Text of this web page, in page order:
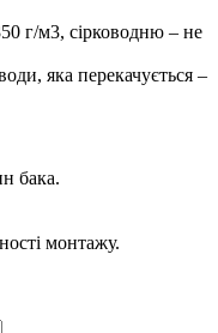
г/м3, сірководню – не
яка перекачується –
бака.
монтажу.